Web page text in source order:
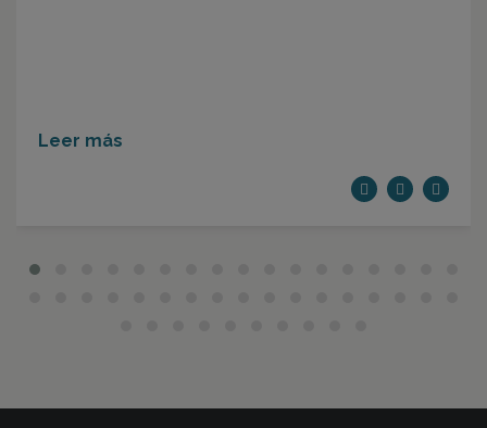
Leer más